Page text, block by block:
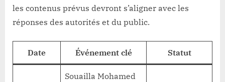
les contenus prévus devront s’aligner avec les
réponses des autorités et du public.
Date Événement clé Statut
Souailla Mohamed